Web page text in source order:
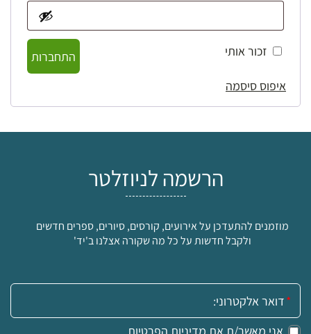
זכור אותי
התחברות
איפוס סיסמה
הרשמה לניוזלטר
מוזמנים להתעדכן על אירועים, קורסים, סיורים, ספרים חדשים
ולקבל חדשות על כל מה שקורה אצלנו ב'יד'
אימייל: